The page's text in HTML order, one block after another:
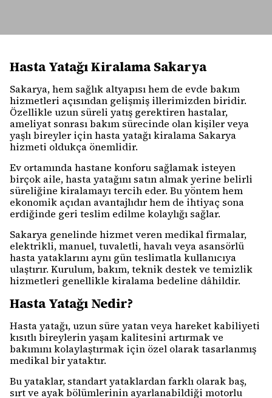
Hasta Yatağı Kiralama Sakarya
Sakarya, hem sağlık altyapısı hem de evde bakım
hizmetleri açısından gelişmiş illerimizden biridir.
Özellikle uzun süreli yatış gerektiren hastalar,
ameliyat sonrası bakım sürecinde olan kişiler veya
yaşlı bireyler için hasta yatağı kiralama Sakarya
hizmeti oldukça önemlidir.
Ev ortamında hastane konforu sağlamak isteyen
birçok aile, hasta yatağını satın almak yerine belirli
süreliğine kiralamayı tercih eder. Bu yöntem hem
ekonomik açıdan avantajlıdır hem de ihtiyaç sona
erdiğinde geri teslim edilme kolaylığı sağlar.
Sakarya genelinde hizmet veren medikal firmalar,
elektrikli, manuel, tuvaletli, havalı veya asansörlü
hasta yataklarını aynı gün teslimatla kullanıcıya
ulaştırır. Kurulum, bakım, teknik destek ve temizlik
hizmetleri genellikle kiralama bedeline dâhildir.
Hasta Yatağı Nedir?
Hasta yatağı, uzun süre yatan veya hareket kabiliyeti
kısıtlı bireylerin yaşam kalitesini artırmak ve
bakımını kolaylaştırmak için özel olarak tasarlanmış
medikal bir yataktır.
Bu yataklar, standart yataklardan farklı olarak baş,
sırt ve ayak bölümlerinin ayarlanabildiği motorlu